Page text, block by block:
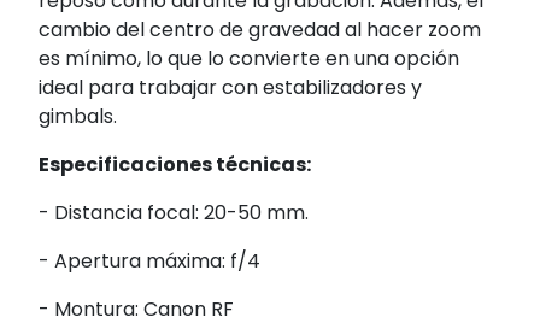
cambio del centro de gravedad al hacer zoom
es mínimo, lo que lo convierte en una opción
ideal para trabajar con estabilizadores y
gimbals.
Especificaciones técnicas:
- Distancia focal: 20-50 mm.
- Apertura máxima: f/4
- Montura: Canon RF